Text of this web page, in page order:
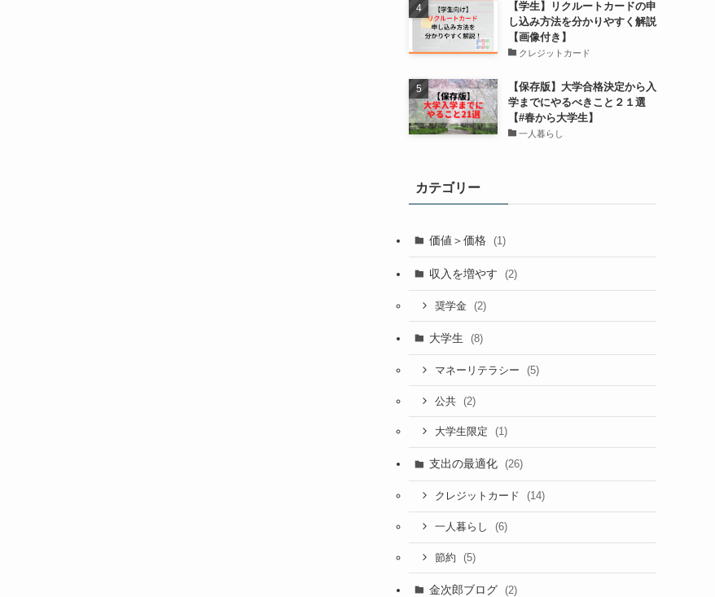
【学生】リクルートカードの申
し込み方法を分かりやすく解説
【画像付き】
クレジットカード
【保存版】大学合格決定から入
学までにやるべきこと２１選
【#春から大学生】
一人暮らし
カテゴリー
価値＞価格 (1)
収入を増やす (2)
奨学金 (2)
大学生 (8)
マネーリテラシー (5)
公共 (2)
大学生限定 (1)
支出の最適化 (26)
クレジットカード (14)
一人暮らし (6)
節約 (5)
金次郎ブログ (2)